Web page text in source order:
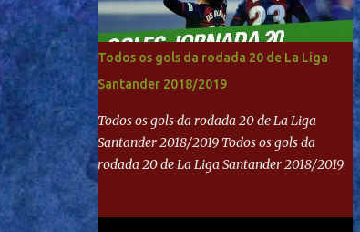
Todos os gols da rodada 20 de La Liga
Santander 2018/2019
Todos os gols da rodada 20 de La Liga
Santander 2018/2019 Todos os gols da
rodada 20 de La Liga Santander 2018/2019